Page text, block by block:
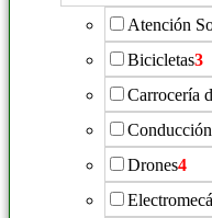
Atención
Bicicletas3
Carrocería
Drones4